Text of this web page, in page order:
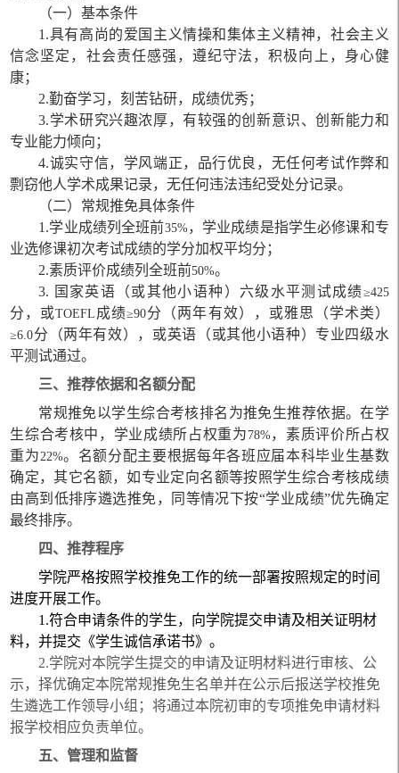
（一）基本条件
1.具有高尚的爱国主义情操和集体主义精神，社会主义
信念坚定，社会责任感强，遵纪守法，积极向上，身心健
康；
2.勤奋学习，刻苦钻研，成绩优秀；
3.学术研究兴趣浓厚，有较强的创新意识、创新能力和
专业能力倾向；
4.诚实守信，学风端正，品行优良，无任何考试作弊和
剽窃他人学术成果记录，无任何违法违纪受处分记录。
（二）常规推免具体条件
1.学业成绩列全班前35%，学业成绩是指学生必修课和专
业选修课初次考试成绩的学分加权平均分；
2.素质评价成绩列全班前50%。
3. 国家英语（或其他小语种）六级水平测试成绩≥425
分，或TOEFL 成绩≥90分（两年有效），或雅思（学术类）
≥6.0分（两年有效），或英语（或其他小语种）专业四级水
平测试通过。
三、推荐依据和名额分配
常规推免以学生综合考核排名为推免生推荐依据。在学
生综合考核中，学业成绩所占权重为 78%，素质评价所占权
重为22%。名额分配主要根据每年各班应届本科毕业生基数
确定，其它名额，如专业定向名额等按照学生综合考核成绩
由高到低排序遴选推免，同等情况下按“学业成绩”优先确定
最终排序。
四、推荐程序
学院严格按照学校推免工作的统一部署按照规定的时间
进度开展工作。
1.符合申请条件的学生，向学院提交申请及相关证明材
料，并提交《学生诚信承诺书》。
2.学院对本院学生提交的申请及证明材料进行审核、公
示，择优确定本院常规推免生名单并在公示后报送学校推免
生遴选工作领导小组；将通过本院初审的专项推免申请材料
报学校相应负责单位。
五、管理和监督